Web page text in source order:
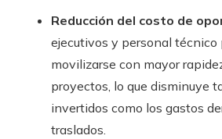
Reducción del costo de
ejecutivos y personal técnico
movilizarse con mayor
proyectos, lo que disminuye
invertidos como los gastos
traslados.